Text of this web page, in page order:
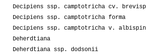
Decipiens ssp. camptotricha cv.
Decipiens ssp. camptotricha forma
Decipiens ssp. camptotricha v.
Deherdtiana
Deherdtiana ssp. dodsonii